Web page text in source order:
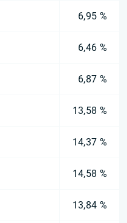
6,95 %
6,46 %
6,87 %
13,58 %
14,37 %
14,58 %
13,84 %